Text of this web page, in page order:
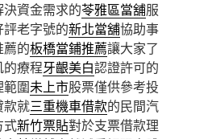
資金需求的苓雅區當舖服
老字號的新北當舖協助事
的板橋當鋪推薦讓大家了
療程牙齦美白認證許可的
圍未上市股票僅供參考投
款就三重機車借款的民間汽
式新竹票貼對於支票借款理